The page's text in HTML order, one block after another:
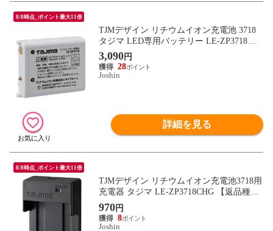
8/8時点_ポイント最大11倍
TJMデザイン リチウムイオン充電池 3718
タジマ LED専用バッテリー LE-ZP3718
【返品種別B】
3,090円
28
Joshin
詳細を見る
8/8時点_ポイント最大11倍
TJMデザイン リチウムイオン充電池3718用
充電器 タジマ LE-ZP3718CHG 【返品種別
B】
970円
8
Joshin